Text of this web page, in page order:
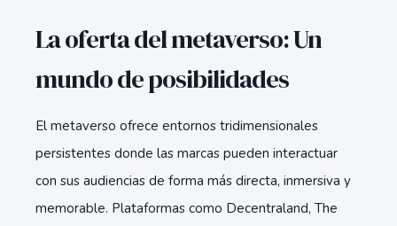
La oferta del metaverso: Un
mundo de posibilidades
El metaverso ofrece entornos tridimensionales
persistentes donde las marcas pueden interactuar
con sus audiencias de forma más directa, inmersiva y
memorable. Plataformas como Decentraland, The